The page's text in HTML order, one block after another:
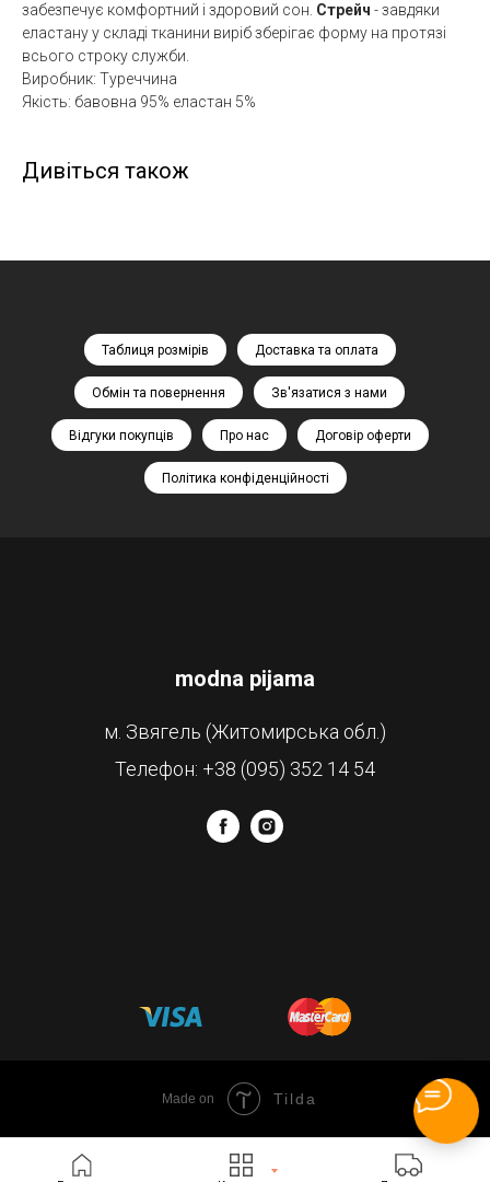
забезпечує комфортний і здоровий сон. Стрейч - завдяки
еластану у складі тканини виріб зберігає форму на протязі
всього строку служби.
Виробник: Туреччина
Якість: бавовна 95% еластан 5%
Дивіться також
Таблиця розмірів Доставка та оплата
Обмін та повернення Зв'язатися з нами
Відгуки покупців Про нас Договір оферти
Політика конфіденційності
modna pijama
м. Звягель (Житомирська обл.)
Телефон: +38 (095) 352 14 54
Made on Tilda